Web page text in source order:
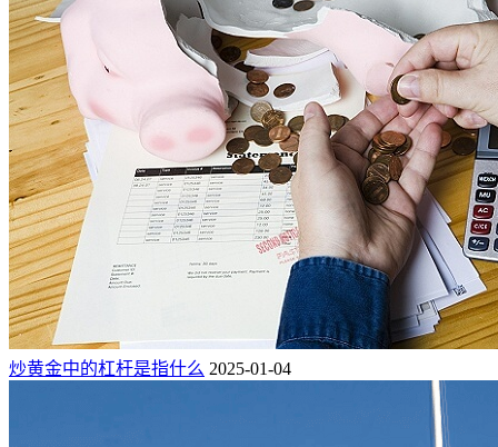
炒黄金中的杠杆是指什么 2025-01-04